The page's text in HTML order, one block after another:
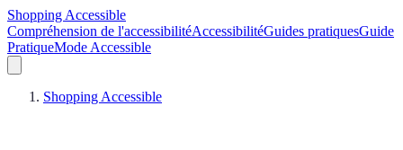
Shopping Accessible
Compréhension de l'accessibilitéAccessibilitéGuides pratiquesGuide
PratiqueMode Accessible
Shopping Accessible